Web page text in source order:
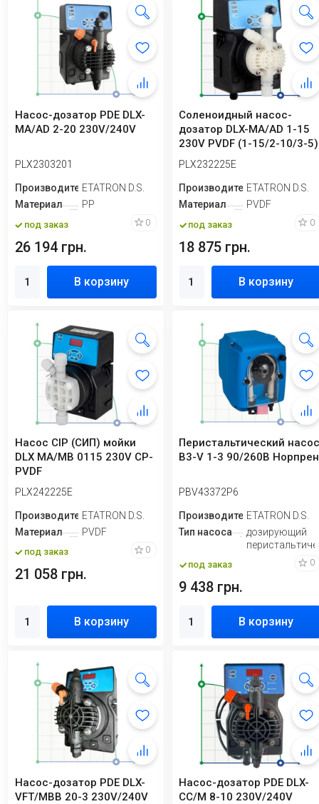
Насос-дозатор PDE DLX-
MA/AD 2-20 230V/240V
PLX2303201
ПроизводительETATRON D.S.
Материал
PP
под заказ 0
26 194 грн.
В корзину
Соленоидный насос-
дозатор DLX-MA/AD 1-15
230V PVDF (1-15/2-10/3-5)
PLX232225E
ПроизводительETATRON D.S.
Материал
PVDF
под заказ 0
18 875 грн.
В корзину
Насос CIP (СИП) мойки
DLX MA/MB 0115 230V CP-
PVDF
PLX242225E
ПроизводительETATRON D.S.
Материал
PVDF
под заказ 0
21 058 грн.
В корзину
Перистальтический
B3-V 1-3 90/260В Норпрен
PBV43372Р6
ПроизводительETATRON D.S.
Тип насоса
дозирующий
под заказ 0
9 438 грн.
В корзину
Насос-дозатор PDE DLX-
VFT/MBB 20-3 230V/240V
Насос-дозатор PDE DLX-
CC/M 8-10 230V/240V